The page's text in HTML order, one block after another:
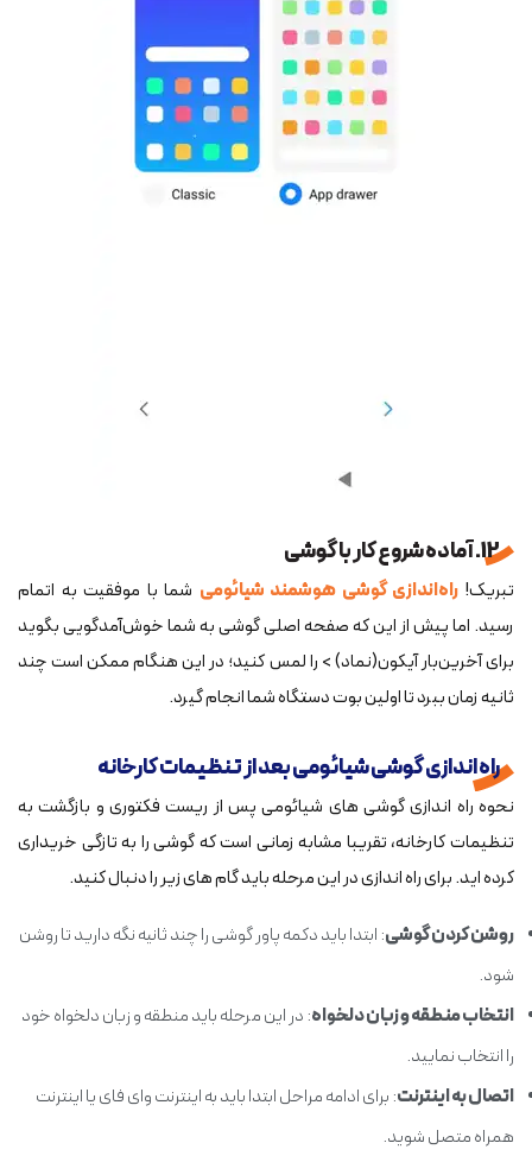
12. آماده شروع کار با گوشی
تبریک! راه‎‌اندازی گوشی هوشمند شیائومی
شما با موفقیت به اتمام
رسید. اما پیش از این که صفحه اصلی گوشی به شما خوش‌آمدگویی بگوید
برای آخرین‌بار آیکون(نماد) > را لمس کنید؛ در این هنگام ممکن است چند
ثانیه زمان ببرد تا اولین بوت دستگاه شما انجام گیرد.
راه اندازی گوشی شیائومی بعد از تنظیمات کارخانه
نحوه راه اندازی گوشی های شیائومی پس از ریست فکتوری و بازگشت به
تنظیمات کارخانه، تقریبا مشابه زمانی است که گوشی را به تازگی خریداری
کرده اید. برای راه اندازی در این مرحله باید گام های زیر را دنبال کنید.
روشن کردن گوشی: ابتدا باید دکمه پاور گوشی را چند ثانیه نگه دارید تا روشن
شود.
انتخاب منطقه و زبان دلخواه: در این مرحله باید منطقه و زبان دلخواه خود
را انتخاب نمایید.
اتصال به اینترنت: برای ادامه مراحل ابتدا باید به اینترنت وای فای یا اینترنت
همراه متصل شوید.